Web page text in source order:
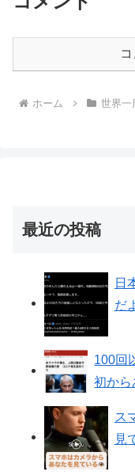
ホーム 世界一
最近の投稿
日
だ
100回
初から
ス
見